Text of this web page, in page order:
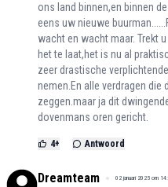
ons land binnen,en binnen
eens uw nieuwe
wacht en wacht maar. Trekt
het te laat,het is nu al
zeer drastische
nemen.En alle verdragen
zeggen.maar ja dit
dovenmans oren gericht.
4+ Antwoord
Dreamteam 02 januari 2025 om